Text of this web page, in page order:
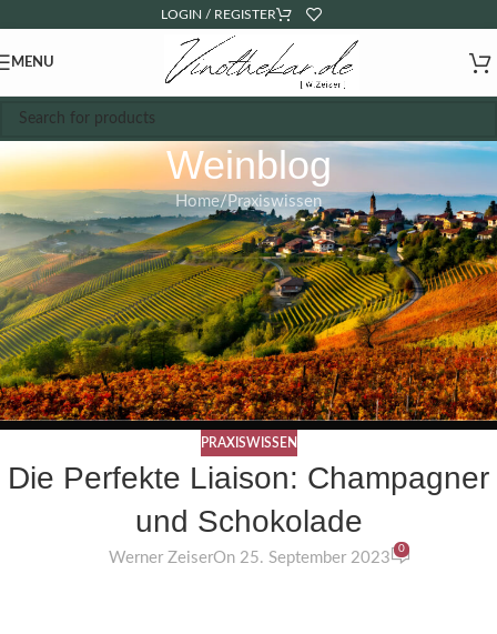
LOGIN / REGISTER
MENU
Weinblog
Home Praxiswissen
PRAXISWISSEN
Die Perfekte Liaison: Champagner
und Schokolade
Werner ZeiserOn 25. September 2023
0